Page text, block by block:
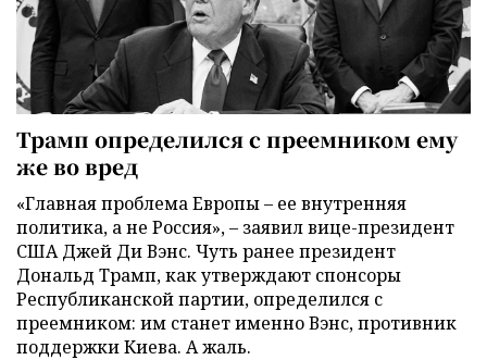
Трамп определился с преемником ему
же во вред
«Главная проблема Европы – ее внутренняя
политика, а не Россия», – заявил вице-президент
США Джей Ди Вэнс. Чуть ранее президент
Дональд Трамп, как утверждают спонсоры
Республиканской партии, определился с
преемником: им станет именно Вэнс, противник
поддержки Киева. А жаль.